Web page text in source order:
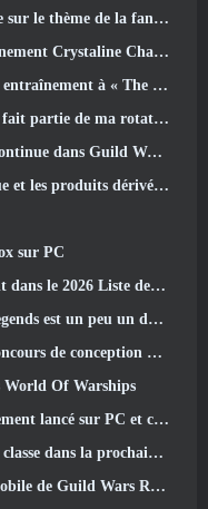
médiévale « Dragon's Claim »
Chaos de Star Trek Online
annonce Live Action Burst Fest de Delta Force
de ma rotation, Pour l'instant
Wars 2 La semaine prochaine
sont désormais disponibles à l'achat
sur PC
et quelle est la probabilité qu'ils se produisent
peu un démon de la vitesse
du trophée ÜBERFEST
World Of Warships
lancé sur PC et consoles
mise à jour de Dread Blade
de Guild Wars Reforged